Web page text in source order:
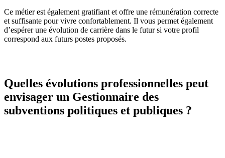
Ce métier est également gratifiant et offre une rémunération correcte
et suffisante pour vivre confortablement. Il vous permet également
d’espérer une évolution de carrière dans le futur si votre profil
correspond aux futurs postes proposés.
Quelles évolutions professionnelles peut
envisager un Gestionnaire des
subventions politiques et publiques ?